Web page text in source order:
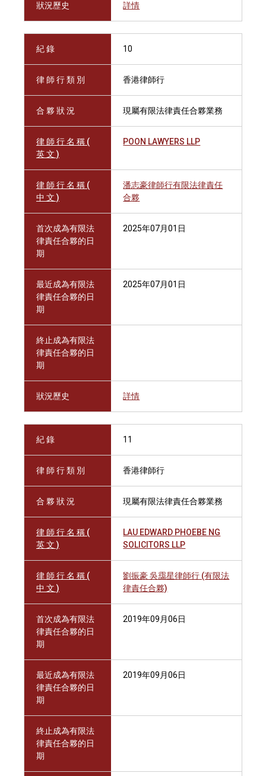
狀況歷史 詳情
紀 錄 10
律 師 行 類 別 香港律師行
合 夥 狀 況 現屬有限法律責任合夥業務
律 師 行 名 稱 (
英 文 )
POON LAWYERS LLP
律 師 行 名 稱 (
中 文 )
潘志豪律師行有限法律責任
合夥
首次成為有限法
律責任合夥的日
期
2025年07月01日
最近成為有限法
律責任合夥的日
期
2025年07月01日
終止成為有限法
律責任合夥的日
期
狀況歷史 詳情
紀 錄 11
律 師 行 類 別 香港律師行
合 夥 狀 況 現屬有限法律責任合夥業務
律 師 行 名 稱 (
英 文 )
LAU EDWARD PHOEBE NG
SOLICITORS LLP
律 師 行 名 稱 (
中 文 )
劉振豪 吳靄星律師行 (有限法
律責任合夥)
首次成為有限法
律責任合夥的日
期
2019年09月06日
最近成為有限法
律責任合夥的日
期
2019年09月06日
終止成為有限法
律責任合夥的日
期